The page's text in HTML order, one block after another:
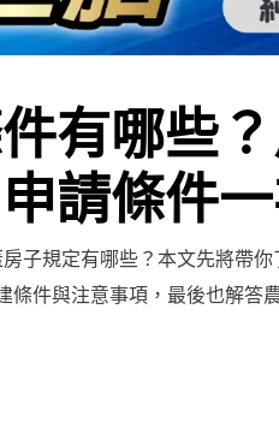
有哪些
申請條件
子規定有哪些？本文先將帶
條件與注意事項，最後也解答